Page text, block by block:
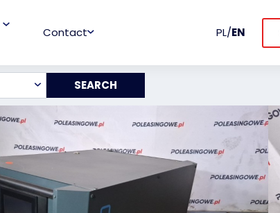
Contact PL/EN